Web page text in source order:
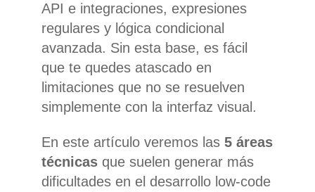
API e integraciones, expresiones
regulares y lógica condicional
avanzada. Sin esta base, es fácil
que te quedes atascado en
limitaciones que no se resuelven
simplemente con la interfaz visual.
En este artículo veremos las 5 áreas
técnicas que suelen generar más
dificultades en el desarrollo low-code